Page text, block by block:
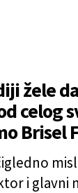
žele
celog
Brisel
i glavni